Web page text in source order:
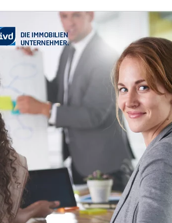
zu ergänzen,
müssen dem Verzicht auf eigene
Das können besondere
der Makler erfolgreich einen Käufer